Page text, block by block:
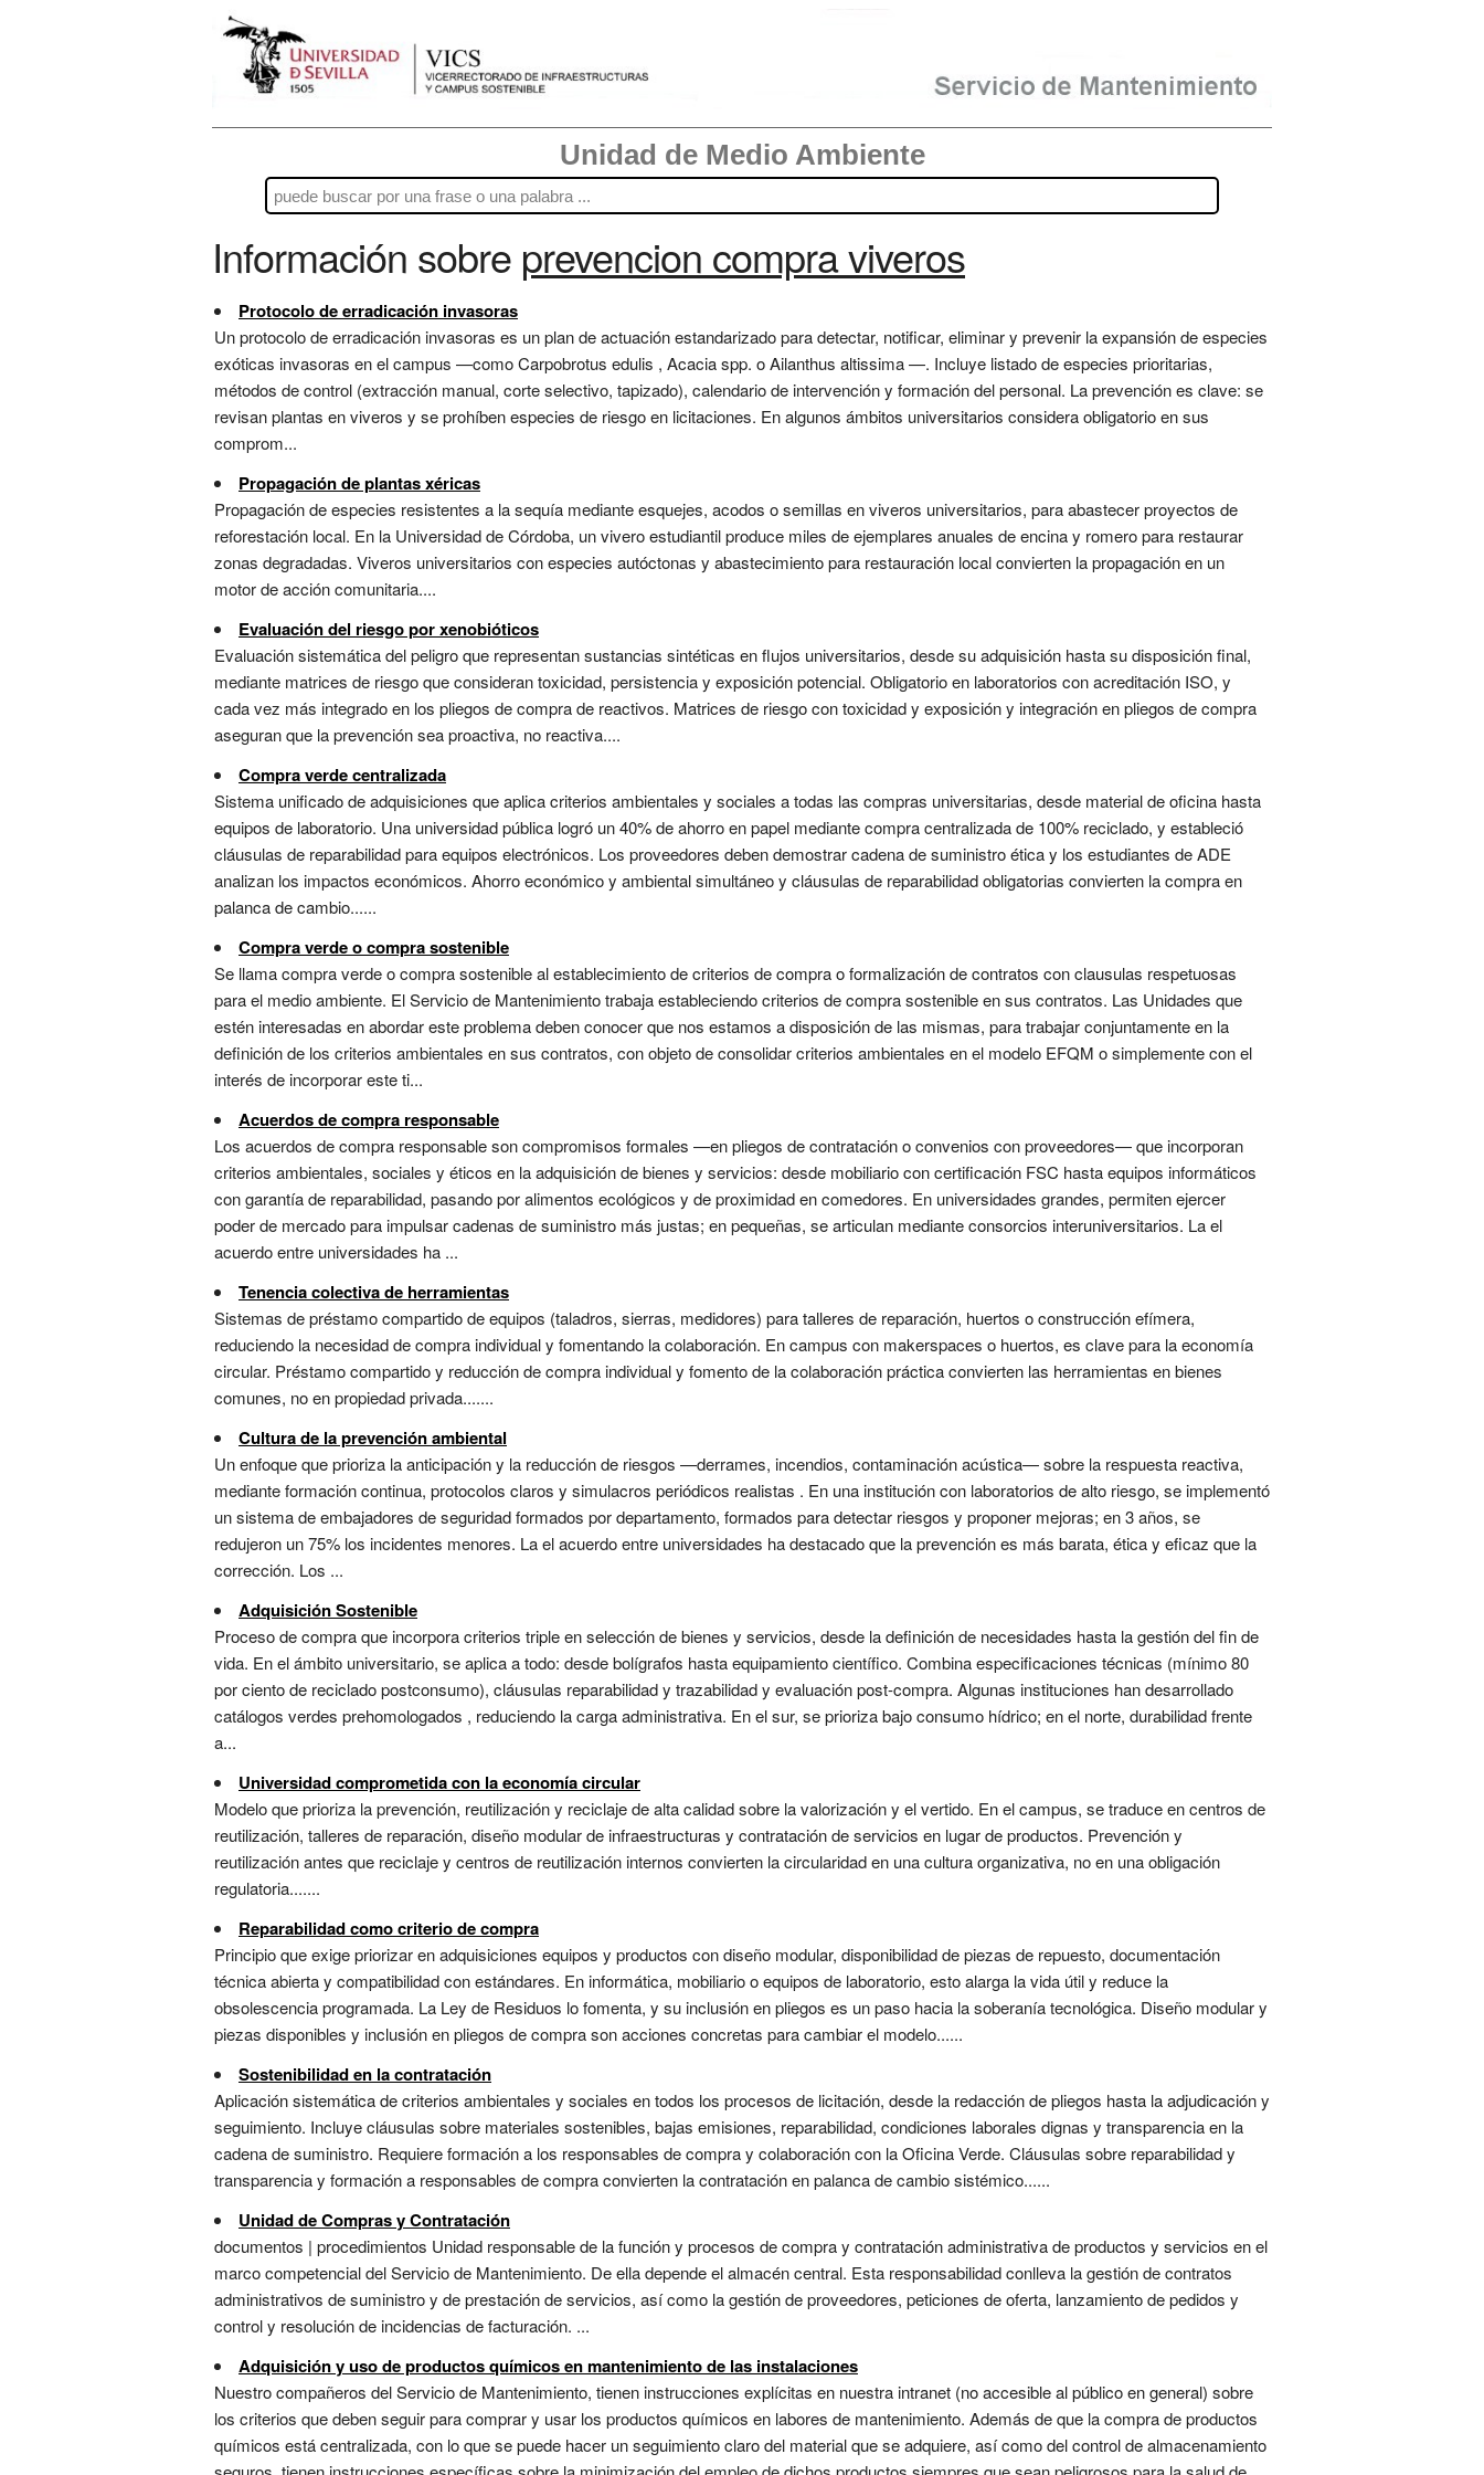
Unidad de Medio Ambiente
Información sobre prevencion compra viveros
Protocolo de erradicación invasoras
Un protocolo de erradicación invasoras es un plan de actuación estandarizado para detectar, notificar, eliminar y prevenir la expansión de especies
exóticas invasoras en el campus —como Carpobrotus edulis , Acacia spp. o Ailanthus altissima —. Incluye listado de especies prioritarias,
métodos de control (extracción manual, corte selectivo, tapizado), calendario de intervención y formación del personal. La prevención es clave: se
revisan plantas en viveros y se prohíben especies de riesgo en licitaciones. En algunos ámbitos universitarios considera obligatorio en sus
comprom...
Propagación de plantas xéricas
Propagación de especies resistentes a la sequía mediante esquejes, acodos o semillas en viveros universitarios, para abastecer proyectos de
reforestación local. En la Universidad de Córdoba, un vivero estudiantil produce miles de ejemplares anuales de encina y romero para restaurar
zonas degradadas. Viveros universitarios con especies autóctonas y abastecimiento para restauración local convierten la propagación en un
motor de acción comunitaria....
Evaluación del riesgo por xenobióticos
Evaluación sistemática del peligro que representan sustancias sintéticas en flujos universitarios, desde su adquisición hasta su disposición final,
mediante matrices de riesgo que consideran toxicidad, persistencia y exposición potencial. Obligatorio en laboratorios con acreditación ISO, y
cada vez más integrado en los pliegos de compra de reactivos. Matrices de riesgo con toxicidad y exposición y integración en pliegos de compra
aseguran que la prevención sea proactiva, no reactiva....
Compra verde centralizada
Sistema unificado de adquisiciones que aplica criterios ambientales y sociales a todas las compras universitarias, desde material de oficina hasta
equipos de laboratorio. Una universidad pública logró un 40% de ahorro en papel mediante compra centralizada de 100% reciclado, y estableció
cláusulas de reparabilidad para equipos electrónicos. Los proveedores deben demostrar cadena de suministro ética y los estudiantes de ADE
analizan los impactos económicos. Ahorro económico y ambiental simultáneo y cláusulas de reparabilidad obligatorias convierten la compra en
palanca de cambio......
Compra verde o compra sostenible
Se llama compra verde o compra sostenible al establecimiento de criterios de compra o formalización de contratos con clausulas respetuosas
para el medio ambiente. El Servicio de Mantenimiento trabaja estableciendo criterios de compra sostenible en sus contratos. Las Unidades que
estén interesadas en abordar este problema deben conocer que nos estamos a disposición de las mismas, para trabajar conjuntamente en la
definición de los criterios ambientales en sus contratos, con objeto de consolidar criterios ambientales en el modelo EFQM o simplemente con el
interés de incorporar este ti...
Acuerdos de compra responsable
Los acuerdos de compra responsable son compromisos formales —en pliegos de contratación o convenios con proveedores— que incorporan
criterios ambientales, sociales y éticos en la adquisición de bienes y servicios: desde mobiliario con certificación FSC hasta equipos informáticos
con garantía de reparabilidad, pasando por alimentos ecológicos y de proximidad en comedores. En universidades grandes, permiten ejercer
poder de mercado para impulsar cadenas de suministro más justas; en pequeñas, se articulan mediante consorcios interuniversitarios. La el
acuerdo entre universidades ha ...
Tenencia colectiva de herramientas
Sistemas de préstamo compartido de equipos (taladros, sierras, medidores) para talleres de reparación, huertos o construcción efímera,
reduciendo la necesidad de compra individual y fomentando la colaboración. En campus con makerspaces o huertos, es clave para la economía
circular. Préstamo compartido y reducción de compra individual y fomento de la colaboración práctica convierten las herramientas en bienes
comunes, no en propiedad privada.......
Cultura de la prevención ambiental
Un enfoque que prioriza la anticipación y la reducción de riesgos —derrames, incendios, contaminación acústica— sobre la respuesta reactiva,
mediante formación continua, protocolos claros y simulacros periódicos realistas . En una institución con laboratorios de alto riesgo, se implementó
un sistema de embajadores de seguridad formados por departamento, formados para detectar riesgos y proponer mejoras; en 3 años, se
redujeron un 75% los incidentes menores. La el acuerdo entre universidades ha destacado que la prevención es más barata, ética y eficaz que la
corrección. Los ...
Adquisición Sostenible
Proceso de compra que incorpora criterios triple en selección de bienes y servicios, desde la definición de necesidades hasta la gestión del fin de
vida. En el ámbito universitario, se aplica a todo: desde bolígrafos hasta equipamiento científico. Combina especificaciones técnicas (mínimo 80
por ciento de reciclado postconsumo), cláusulas reparabilidad y trazabilidad y evaluación post-compra. Algunas instituciones han desarrollado
catálogos verdes prehomologados , reduciendo la carga administrativa. En el sur, se prioriza bajo consumo hídrico; en el norte, durabilidad frente
a...
Universidad comprometida con la economía circular
Modelo que prioriza la prevención, reutilización y reciclaje de alta calidad sobre la valorización y el vertido. En el campus, se traduce en centros de
reutilización, talleres de reparación, diseño modular de infraestructuras y contratación de servicios en lugar de productos. Prevención y
reutilización antes que reciclaje y centros de reutilización internos convierten la circularidad en una cultura organizativa, no en una obligación
regulatoria.......
Reparabilidad como criterio de compra
Principio que exige priorizar en adquisiciones equipos y productos con diseño modular, disponibilidad de piezas de repuesto, documentación
técnica abierta y compatibilidad con estándares. En informática, mobiliario o equipos de laboratorio, esto alarga la vida útil y reduce la
obsolescencia programada. La Ley de Residuos lo fomenta, y su inclusión en pliegos es un paso hacia la soberanía tecnológica. Diseño modular y
piezas disponibles y inclusión en pliegos de compra son acciones concretas para cambiar el modelo......
Sostenibilidad en la contratación
Aplicación sistemática de criterios ambientales y sociales en todos los procesos de licitación, desde la redacción de pliegos hasta la adjudicación y
seguimiento. Incluye cláusulas sobre materiales sostenibles, bajas emisiones, reparabilidad, condiciones laborales dignas y transparencia en la
cadena de suministro. Requiere formación a los responsables de compra y colaboración con la Oficina Verde. Cláusulas sobre reparabilidad y
transparencia y formación a responsables de compra convierten la contratación en palanca de cambio sistémico......
Unidad de Compras y Contratación
documentos | procedimientos Unidad responsable de la función y procesos de compra y contratación administrativa de productos y servicios en el
marco competencial del Servicio de Mantenimiento. De ella depende el almacén central. Esta responsabilidad conlleva la gestión de contratos
administrativos de suministro y de prestación de servicios, así como la gestión de proveedores, peticiones de oferta, lanzamiento de pedidos y
control y resolución de incidencias de facturación. ...
Adquisición y uso de productos químicos en mantenimiento de las instalaciones
Nuestro compañeros del Servicio de Mantenimiento, tienen instrucciones explícitas en nuestra intranet (no accesible al público en general) sobre
los criterios que deben seguir para comprar y usar los productos químicos en labores de mantenimiento. Además de que la compra de productos
químicos está centralizada, con lo que se puede hacer un seguimiento claro del material que se adquiere, así como del control de almacenamiento